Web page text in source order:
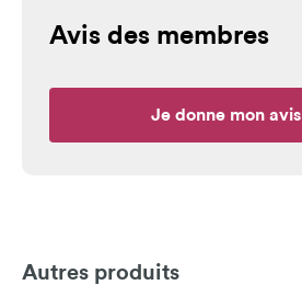
Avis des membres
Je donne mon avis
Autres produits